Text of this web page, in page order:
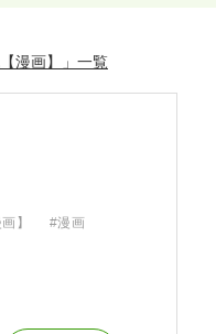
漫画】」
】
#漫画